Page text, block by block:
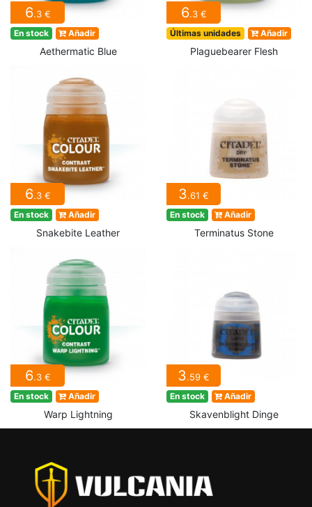
6.3 €
En stock Añadir
Aethermatic Blue
6.3 €
Últimas unidades Añadir
Plaguebearer Flesh
6.3 €
En stock Añadir
Snakebite Leather
3.61 €
En stock Añadir
Terminatus Stone
6.3 €
En stock Añadir
Warp Lightning
3.59 €
En stock Añadir
Skavenblight Dinge